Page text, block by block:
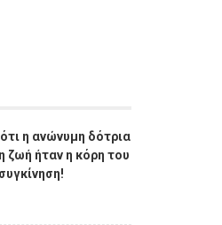
η ανώνυμη δότρια
ζωή ήταν η κόρη του